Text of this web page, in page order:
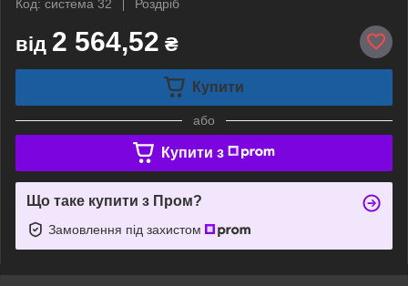
Код: система 32
Роздріб
від 2 564,52 ₴
Купити
або
Купити з
Що таке купити з Пром?
Замовлення під захистом